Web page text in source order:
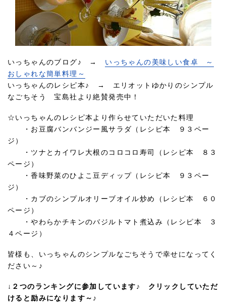
いっちゃんのブログ♪ → いっちゃんの美味しい食卓 ～
おしゃれな簡単料理～
いっちゃんのレシピ本♪ → エリオットゆかりのシンプル
なごちそう 宝島社より絶賛発売中！
☆いっちゃんのレシピ本より作らせていただいた料理
・お豆腐バンバンジー風サラダ（レシピ本 ９３ペー
ジ）
・ツナとカイワレ大根のコロコロ寿司（レシピ本 ８３
ページ）
・香味野菜のひよこ豆ディップ（レシピ本 ９３ペー
ジ）
・カブのシンプルオリーブオイル炒め（レシピ本 ６０
ページ）
・やわらかチキンのバジルトマト煮込み（レシピ本 ３
４ページ）
皆様も、いっちゃんのシンプルなごちそうで幸せになってく
ださい～♪
↓２つのランキングに参加しています♪ クリックしていただ
けると励みになります～♪